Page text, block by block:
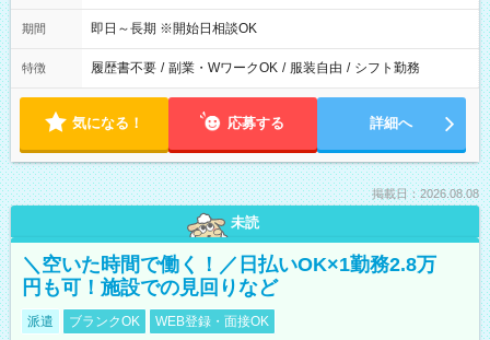
期間 即日～長期 ※開始日相談OK
特徴 履歴書不要 / 副業・WワークOK / 服装自由 / シフト勤務
気になる！ 応募する 詳細へ
掲載日：2026.08.08
未読
＼空いた時間で働く！／日払いOK×1勤務2.8万
円も可！施設での見回りなど
派遣 ブランクOK WEB登録・面接OK